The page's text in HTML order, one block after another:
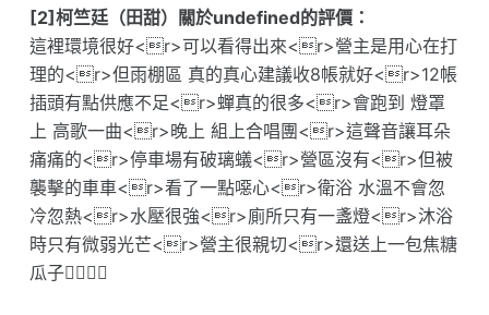
[2]柯竺廷（田甜）關於undefined的評價：
這裡環境很好<r>可以看得出來<r>營主是用心在打
理的<r>但雨棚區 真的真心建議收8帳就好<r>12帳
插頭有點供應不足<r>蟬真的很多<r>會跑到 燈罩
上 高歌一曲<r>晚上 組上合唱團<r>這聲音讓耳朵
痛痛的<r>停車場有破璃蟻<r>營區沒有<r>但被
襲擊的車車<r>看了一點噁心<r>衛浴 水溫不會忽
冷忽熱<r>水壓很強<r>廁所只有一盞燈<r>沐浴
時只有微弱光芒<r>營主很親切<r>還送上一包焦糖
瓜子👍🏻👍🏻